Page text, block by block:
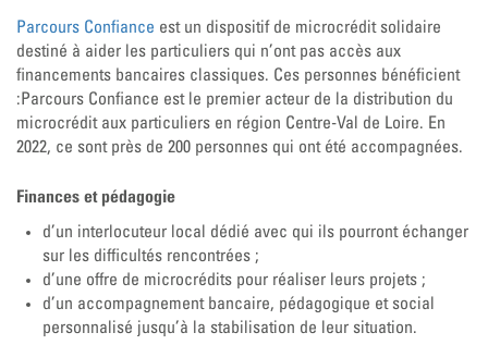
Parcours Confiance est un dispositif de microcrédit solidaire
destiné à aider les particuliers qui n’ont pas accès aux
financements bancaires classiques. Ces personnes bénéficient
:Parcours Confiance est le premier acteur de la distribution du
microcrédit aux particuliers en région Centre-Val de Loire. En
2022, ce sont près de 200 personnes qui ont été accompagnées.
Finances et pédagogie
d’un interlocuteur local dédié avec qui ils pourront échanger
sur les difficultés rencontrées ;
d’une offre de microcrédits pour réaliser leurs projets ;
d’un accompagnement bancaire, pédagogique et social
personnalisé jusqu’à la stabilisation de leur situation.